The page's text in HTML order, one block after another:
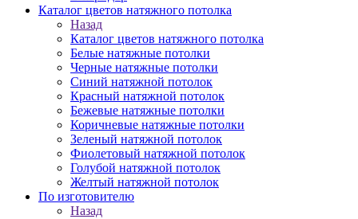
Каталог цветов натяжного потолка
Назад
Каталог цветов натяжного потолка
Белые натяжные потолки
Черные натяжные потолки
Синий натяжной потолок
Красный натяжной потолок
Бежевые натяжные потолки
Коричневые натяжные потолки
Зеленый натяжной потолок
Фиолетовый натяжной потолок
Голубой натяжной потолок
Желтый натяжной потолок
По изготовителю
Назад